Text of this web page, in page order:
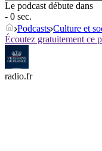
Le podcast débute dans
- 0 sec.
Podcasts Culture et
Écoutez gratuitement ce
radio.fr